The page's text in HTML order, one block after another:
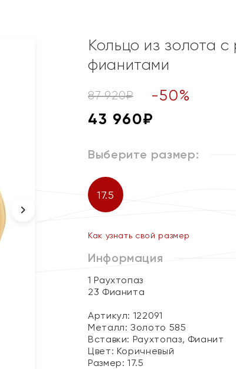
Кольцо из золота
фианитами
87 920₽ -50%
43 960₽
Выберите размер:
17.5
Как узнать свой размер
Информация
1 Раухтопаз
23 Фианита
Артикул: 122091
Металл:Золото 585
Вставки: Раухтопаз, Фианит
Цвет: Коричневый
Размер:17.5